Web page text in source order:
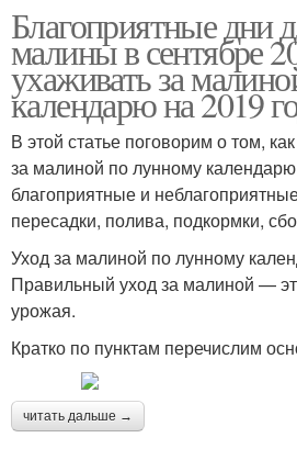
Благоприятные дни
малины в сентябре
ухаживать за
календарю на 2019
В этой статье поговорим о том,
за малиной по лунному
благоприятные и
пересадки, полива, подкормки,
Уход за малиной по лунному
Правильный уход за малиной —
урожая.
Кратко по пунктам перечислим
читать дальше →